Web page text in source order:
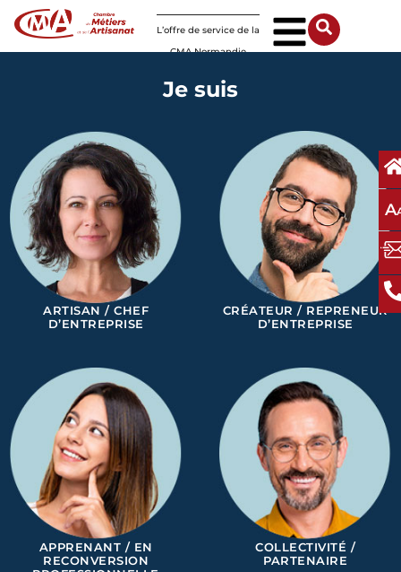
L’offre de service de la
CMA Normandie
A
Je suis
ARTISAN / CHEF
D’ENTREPRISE
CRÉATEUR / REPRENEUR
D’ENTREPRISE
APPRENANT / EN
RECONVERSION
COLLECTIVITÉ /
PARTENAIRE
Panneau de gestion des cookies